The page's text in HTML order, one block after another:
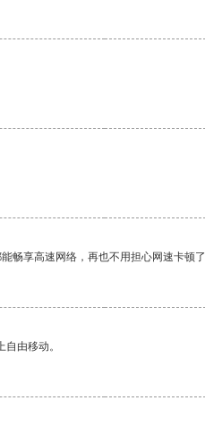
享高速网络，再也不用担心网速卡
由移动。